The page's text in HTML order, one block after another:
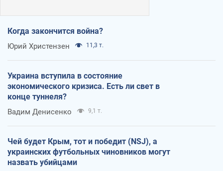
Когда закончится война?
Юрий Христензен 11,3 т.
Украина вступила в состояние
экономического кризиса. Есть ли свет в
конце туннеля?
Вадим Денисенко 9,1 т.
Чей будет Крым, тот и победит (NSJ), а
украинских футбольных чиновников могут
назвать убийцами